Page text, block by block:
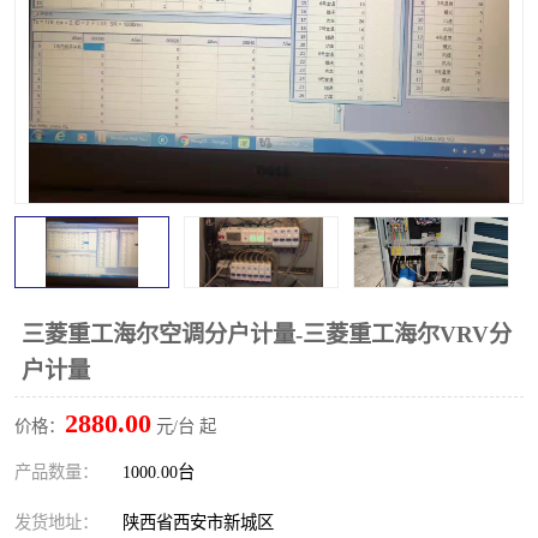
三菱重工海尔空调分户计量-三菱重工海尔VRV分
户计量
价格： 2880.00 元/台 起
产品数量： 1000.00台
发货地址： 陕西省西安市新城区